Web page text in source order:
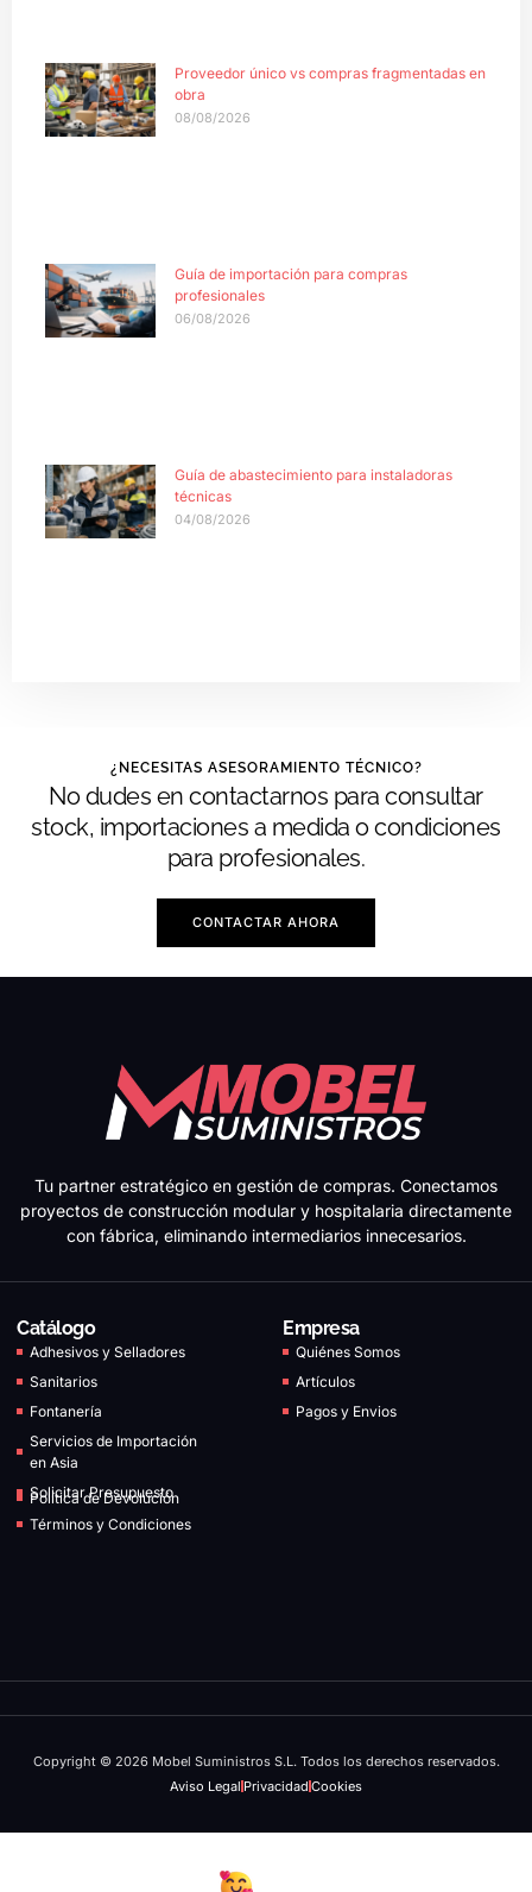
Proveedor único vs compras fragmentadas en
obra
08/08/2026
Guía de importación para compras
profesionales
06/08/2026
Guía de abastecimiento para instaladoras
técnicas
04/08/2026
¿NECESITAS ASESORAMIENTO TÉCNICO?
No dudes en contactarnos para consultar
stock, importaciones a medida o condiciones
para profesionales.
CONTACTAR AHORA
Tu partner estratégico en gestión de compras. Conectamos
proyectos de construcción modular y hospitalaria directamente
con fábrica, eliminando intermediarios innecesarios.
Catálogo
Adhesivos y Selladores
Sanitarios
Fontanería
Servicios de Importación
en Asia
Solicitar Presupuesto
Política de Devolución
Términos y Condiciones
Empresa
Quiénes Somos
Artículos
Pagos y Envios
Copyright © 2026 Mobel Suministros S.L. Todos los derechos reservados.
Aviso Legal Privacidad Cookies